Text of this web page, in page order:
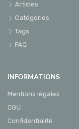
Articles
Catégories
Tags
FAQ
INFORMATIONS
Mentions légales
CGU
Confidentialité